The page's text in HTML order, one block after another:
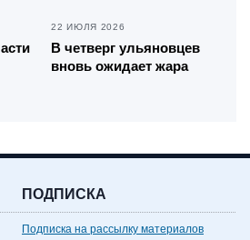
22 ИЮЛЯ 2026
В четверг ульяновцев
вновь ожидает жара
ПОДПИСКА
Подписка на рассылку материалов